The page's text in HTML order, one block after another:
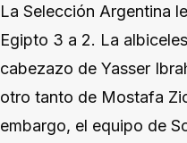
La Selección Argentina
Egipto 3 a 2. La
cabezazo de Yasser
otro tanto de Mostafa
embargo, el equipo de